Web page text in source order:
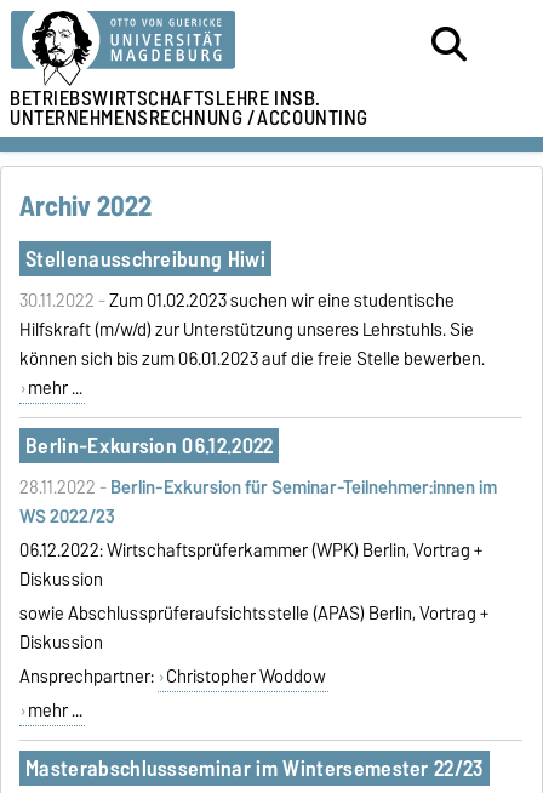
BETRIEBSWIRTSCHAFTSLEHREINSB.
UNTERNEHMENSRECHNUNG /ACCOUNTING
Archiv 2022
Stellenausschreibung Hiwi
30.11.2022 -Zum 01.02.2023 suchen wir eine studentische
Hilfskraft (m/w/d) zur Unterstützung unseres Lehrstuhls. Sie
können sich bis zum 06.01.2023 auf die freie Stelle bewerben.
mehr ...
Berlin-Exkursion 06.12.2022
28.11.2022 -Berlin-Exkursion für Seminar-Teilnehmer:innen im
WS 2022/23
06.12.2022: Wirtschaftsprüferkammer (WPK) Berlin, Vortrag +
Diskussion
sowie Abschlussprüferaufsichtsstelle (APAS) Berlin, Vortrag +
Diskussion
Ansprechpartner: Christopher Woddow
mehr ...
Masterabschlussseminar im Wintersemester 22/23